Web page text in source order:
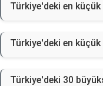
Türkiye'deki en
Türkiye'deki en
Türkiye'deki 30